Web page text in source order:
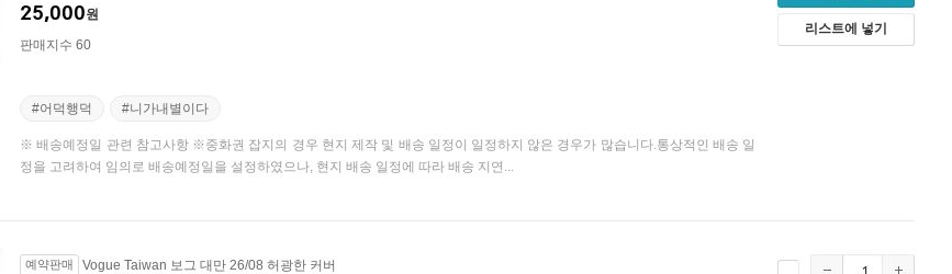
25,000원
판매지수 60
#어덕행덕 #니가내별이다
※ 배송예정일 관련 참고사항 ※중화권 잡지의 경우 현지 제작 및 배송 일정이 일정하지 않은 경우가 많습니다.통상적인 배송 일
정을 고려하여 임의로 배송예정일을 설정하였으나, 현지 배송 일정에 따라 배송 지연...
리스트에 넣기
예약판매
Vogue Taiwan 보그 대만 26/08 허광한 커버